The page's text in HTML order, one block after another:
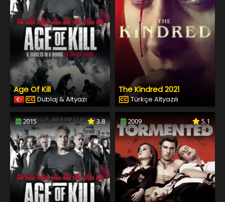
Age Of Kill
Dublaj & Altyazı
The Kindred 2021
Türkçe Altyazılı
2015 3.8 2009 5.1